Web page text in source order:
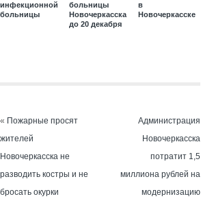
инфекционной
больницы
больницы
Новочеркасска
до 20 декабря
в
Новочеркасске
« Пожарные просят
жителей
Новочеркасска не
разводить костры и не
бросать окурки
Администрация
Новочеркасска
потратит 1,5
миллиона рублей на
модернизацию